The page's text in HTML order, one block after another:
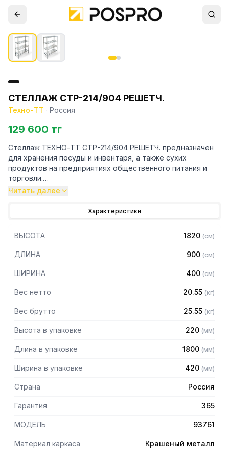
СТЕЛЛАЖ СТР-214/904 РЕШЕТЧ.
Техно-ТТ · Россия
129 600 тг
Стеллаж ТЕХНО-ТТ СТР-214/904 РЕШЕТЧ. предназначен
для хранения посуды и инвентаря, а также сухих
продуктов на предприятиях общественного питания и
торговли.
порошковой краской серого цвета
— Четыре решетчатые полки из нержавеющей стали
марки AISI 304 толщиной 0,8 мм
— Расстояние между полками регулируемое с шагом 50
— Регулируемые опоры
Читать далее
Характеристики
ВЫСОТА 1820 (см)
ДЛИНА 900 (см)
ШИРИНА 400 (см)
Вес нетто 20.55 (кг)
Вес брутто 25.55 (кг)
Высота в упаковке 220 (мм)
Длина в упаковке 1800 (мм)
Ширина в упаковке 420 (мм)
Страна Россия
Гарантия 365
МОДЕЛЬ 93761
Материал каркаса Крашеный металл